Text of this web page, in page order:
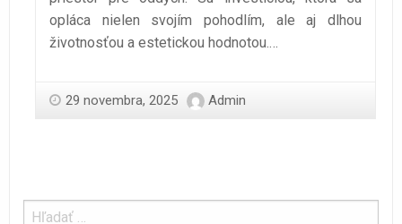
opláca nielen svojím pohodlím, ale aj dlhou
životnosťou a estetickou hodnotou.…
29 novembra, 2025 Admin